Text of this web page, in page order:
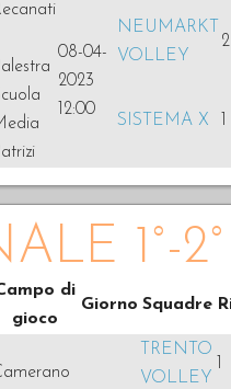
08-04-
2023
12:00
NEUMARKT
VOLLEY
2
SISTEMA X 1
1°-2°
di
gioco
Giorno Squadre
TRENTO
VOLLEY
1